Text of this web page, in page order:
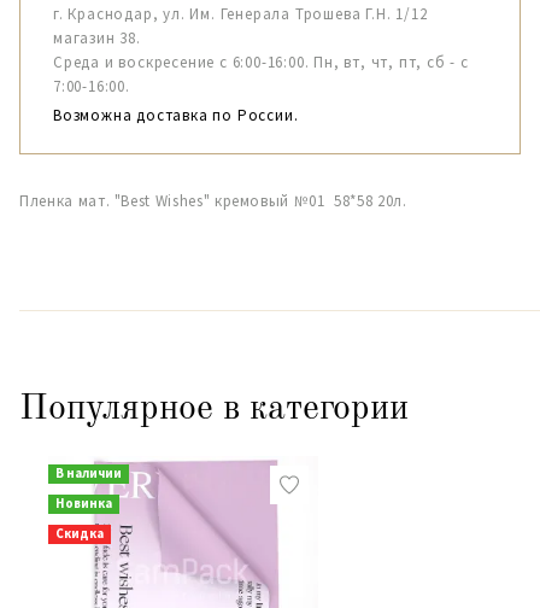
г. Краснодар, ул. Им. Генерала Трошева Г.Н. 1/12
магазин 38.
Среда и воскресение с 6:00-16:00. Пн, вт, чт, пт, сб - с
7:00-16:00.
Возможна доставка по России.
Пленка мат. "Best Wishes" кремовый №01 58*58 20л.
Популярное в категории
В наличии
Новинка
Скидка